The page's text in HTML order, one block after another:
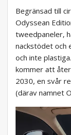
Begränsad till
Odyssean
tweedpaneler,
nackstödet och
och inte
kommer att
2030, en svår
(därav namnet